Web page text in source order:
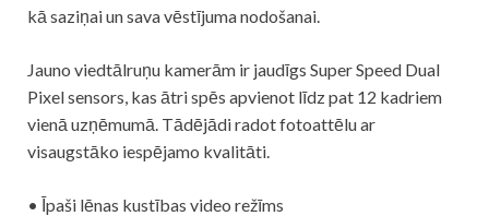
kā saziņai un sava vēstījuma nodošanai.
Jauno viedtālruņu kamerām ir jaudīgs Super Speed Dual
Pixel sensors, kas ātri spēs apvienot līdz pat 12 kadriem
vienā uzņēmumā. Tādējādi radot fotoattēlu ar
visaugstāko iespējamo kvalitāti.
• Īpaši lēnas kustības video režīms